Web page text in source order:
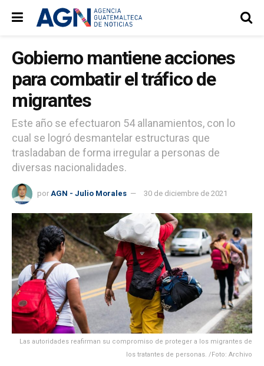
Gobierno mantiene acciones
para combatir el tráfico de
migrantes
Este año se efectuaron 54 allanamientos, con lo
cual se logró desmantelar estructuras que
trasladaban de forma irregular a personas de
diversas nacionalidades.
por AGN - Julio Morales 30 de diciembre de 2021
Las autoridades reafirman su compromiso de proteger a los migrantes de
los tratantes de personas. /Foto: Archivo